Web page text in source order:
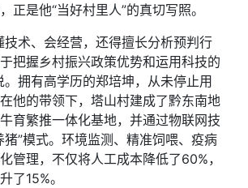
正是他“当好村里人”的真切写照。
技术、会经营，还得擅长分析预判行
把握乡村振兴政策优势和运用科技的
。拥有高学历的郑培坤，从未停止用
他的带领下，塔山村建成了黔东南地
育繁推一体化基地，并通过物联网技
猪”模式。环境监测、精准饲喂、疫病
管理，不仅将人工成本降低了60%，
了15%。